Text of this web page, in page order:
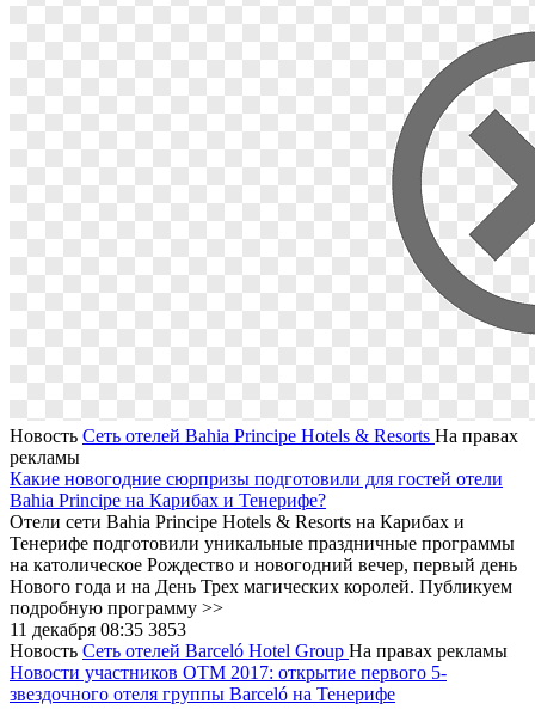
Новость Сеть отелей Bahia Principe Hotels & Resorts На правах
рекламы
Какие новогодние сюрпризы подготовили для гостей отели
Bahia Principe на Карибах и Тенерифе?
Отели сети Bahia Principe Hotels & Resorts на Карибах и
Тенерифе подготовили уникальные праздничные программы
на католическое Рождество и новогодний вечер, первый день
Нового года и на День Трех магических королей. Публикуем
подробную программу >>
11 декабря 08:35 3853
Новость Сеть отелей Barceló Hotel Group На правах рекламы
Новости участников OTM 2017: открытие первого 5-
звездочного отеля группы Barceló на Тенерифе